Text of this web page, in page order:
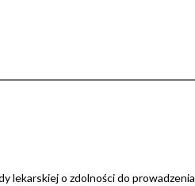
lekarskiej o zdolności do prowadzenia